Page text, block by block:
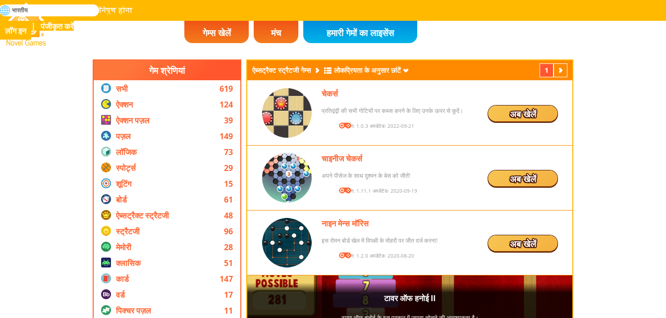
Novel Games
मानव इतिहास में सभी गेम में निपुण होना
खोजे
गेम्स खेलें मंच हमारी गेमों का लाइसेंस
लॉग इन पंजीकृत करें
भारतीय
गेम श्रेणियां
सभी
619
ऐक्शन
124
ऐक्शन पज़ल
39
पज़ल
149
लॉजिक
73
स्पोर्ट्स
29
शूटिंग
15
बोर्ड
61
ऐब्सट्रैक्ट स्ट्रैटजी
48
स्ट्रैटजी
96
मेमोरी
28
क्लासिक
51
कार्ड
147
वर्ड
17
पिक्चर पज़ल
11
ऐब्सट्रैक्ट स्ट्रैटजी गेम्स लोकप्रियता के अनुसार छांटें 1 अगला
चेकर्स
प्रतिद्वंद्वी की सभी गोटियों पर कब्जा करने के लिए उनके ऊपर से कूदें।
संस्करण: 1.0.3 अपडेटेडः 2022-09-21
अब खेलें
चाइनीज चेकर्स
अपने पीसेज के साथ दुश्मन के बेस को जीतें!
संस्करण: 1.11.1 अपडेटेडः 2020-09-19
अब खेलें
नाइन मेन्स मॉरिस
इस रोमन बोर्ड खेल में विपक्षी के मोहरों पर जीत दर्ज करना!
संस्करण: 1.2.0 अपडेटेडः 2020-08-20
अब खेलें